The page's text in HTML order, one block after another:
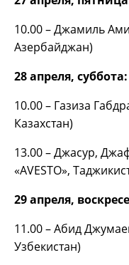
10.00 – Джамиль
Азербайджан)
28 апреля, суббота:
10.00 – Газиза
Казахстан)
13.00 – Джасур,
«AVESTO»,
29 апреля,
11.00 – Абид
Узбекистан)